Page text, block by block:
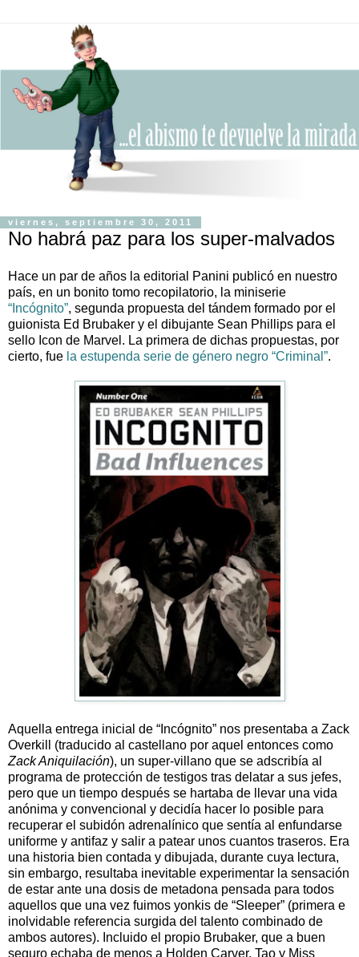
viernes, septiembre 30, 2011
No habrá paz para los super-malvados
Hace un par de años la editorial Panini publicó en nuestro
país, en un bonito tomo recopilatorio, la miniserie
“Incógnito”, segunda propuesta del tándem formado por el
guionista Ed Brubaker y el dibujante Sean Phillips para el
sello Icon de Marvel. La primera de dichas propuestas, por
cierto, fue la estupenda serie de género negro “Criminal”.
Aquella entrega inicial de “Incógnito” nos presentaba a Zack
Overkill (traducido al castellano por aquel entonces como
Zack Aniquilación), un super-villano que se adscribía al
programa de protección de testigos tras delatar a sus jefes,
pero que un tiempo después se hartaba de llevar una vida
anónima y convencional y decidía hacer lo posible para
recuperar el subidón adrenalínico que sentía al enfundarse
uniforme y antifaz y salir a patear unos cuantos traseros. Era
una historia bien contada y dibujada, durante cuya lectura,
sin embargo, resultaba inevitable experimentar la sensación
de estar ante una dosis de metadona pensada para todos
aquellos que una vez fuimos yonkis de “Sleeper” (primera e
inolvidable referencia surgida del talento combinado de
ambos autores). Incluido el propio Brubaker, que a buen
seguro echaba de menos a Holden Carver, Tao y Miss